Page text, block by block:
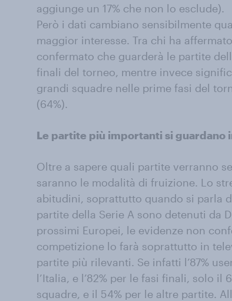
aggiunge un 17% che non lo esclude).
Però i dati cambiano sensibilmente
maggior interesse. Tra chi ha
confermato che guarderà le partite
finali del torneo, mentre invece
grandi squadre nelle prime fasi del
(64%).
Le partite più importanti si guardano
Oltre a sapere quali partite verranno
saranno le modalità di fruizione. Lo
abitudini, soprattutto quando si parla
partite della Serie A sono detenuti da
prossimi Europei, le evidenze non
competizione lo farà soprattutto in
partite più rilevanti. Se infatti l’87%
l’Italia, e l’82% per le fasi finali, solo il
squadre, e il 54% per le altre partite.